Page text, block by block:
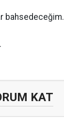
bahsedeceğim.
KAT